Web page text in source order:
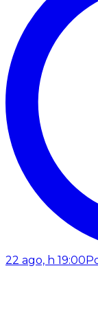
22 ago, h 19:00